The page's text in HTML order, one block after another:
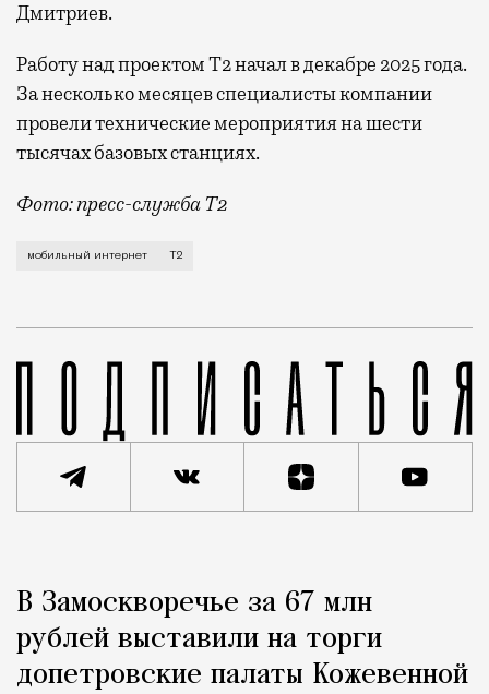
Дмитриев.
Работу над проектом Т2 начал в декабре 2025 года.
За несколько месяцев специалисты компании
провели технические мероприятия на шести
тысячах базовых станциях.
Фото: пресс-служба Т2
Мобильный оператор Т2 завершил работы по
мобильный интернет Т2
Город
В Замоскворечье за 67 млн
рублей выставили на торги
допетровские палаты Кожевенной